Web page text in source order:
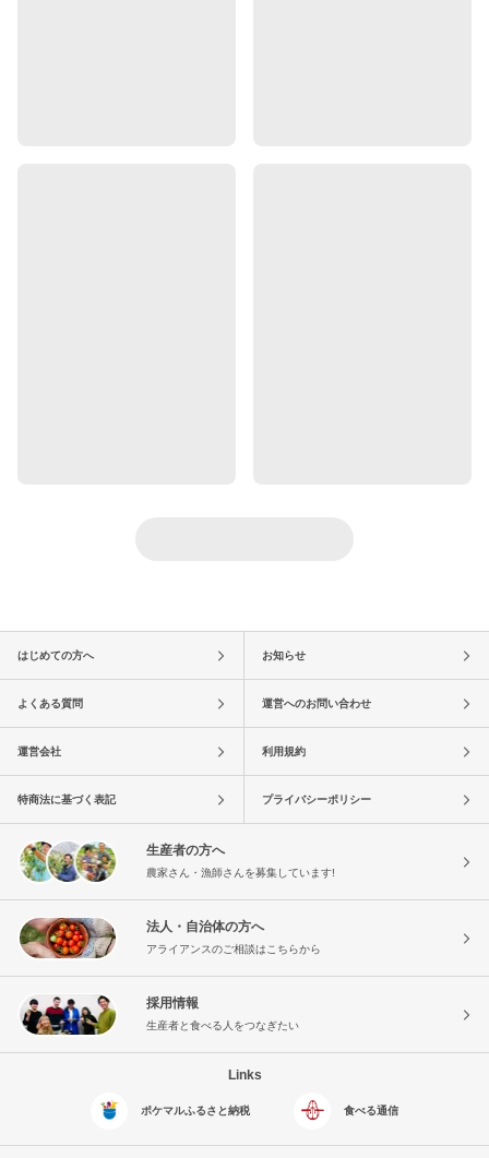
はじめての方へ お知らせ
よくある質問 運営へのお問い合わせ
運営会社 利用規約
特商法に基づく表記 プライバシーポリシー
生産者の方へ
農家さん・漁師さんを募集しています!
法人・自治体の方へ
アライアンスのご相談はこちらから
採用情報
生産者と食べる人をつなぎたい
Links
ポケマルふるさと納税 食べる通信